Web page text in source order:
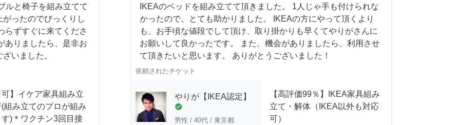
ルと椅子を組み立てて
ったのでびっくりし
らずすぐに来てくださ
ありましたら、是非お
いました。
】イケア家具組み立
組み立てのプロが組み
)＊ワクチン3回目接
IKEAのベッドを組み立てて頂きました。 1人じゃ手も付けられな
かったので、とても助かりました。 IKEAの方にやって頂くより
も、お手頃な値段でして頂け、取り掛かりも早くてやりがさんに
お願いして良かったです。 また、機会がありましたら、利用させ
て頂きたいと思います。 ありがとうございました！
依頼されたチケット
やりが【IKEA認定】
check_circle
男性 / 40代 / 東京都
【高評価99％】IKEA家具組み
立て・解体（IKEA以外も対応
可）